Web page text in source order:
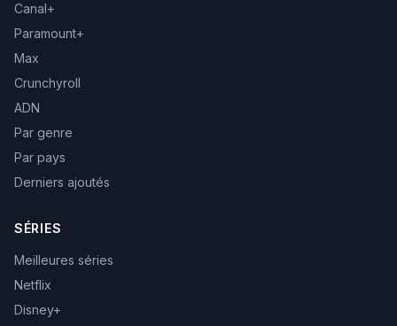
Canal+
Paramount+
Max
Crunchyroll
ADN
Par genre
Par pays
Derniers ajoutés
SÉRIES
Meilleures séries
Netflix
Disney+